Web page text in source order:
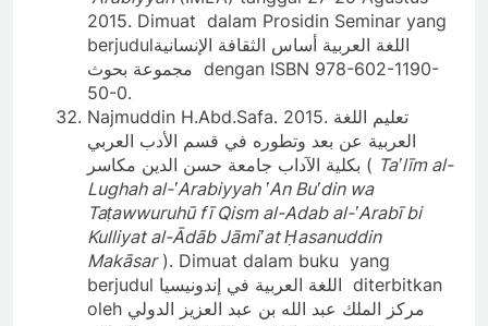
2015. Dimuat dalam Prosidin Seminar yang
berjudulاللغة العربية أساس الثقافة الإنسانية
مجموعة بحوث dengan ISBN 978-602-1190-
50-0.
Najmuddin H.Abd.Safa. 2015. تعليم اللغة
العربية عن بعد وتطوره في قسم الأدب العربي
بكلية الآداب جامعة حسن الدين مكاسر ( Taʽlīm al-
Lughah al-ʽArabiyyah ʽAn Buʽdin wa
Taṭawwuruhū fī Qism al-Adab al-ʽArabī bi
Kulliyat al-Ādāb Jāmiʽat Ḥasanuddin
Makāsar). Dimuat dalam buku yang
berjudul اللغة العربية في إندونيسيا diterbitkan
oleh مركز الملك عبد الله بن عبد العزيز الدولي